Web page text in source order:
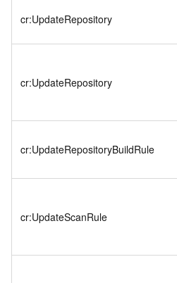
cr:UpdateRepository
cr:UpdateRepository
cr:UpdateRepositoryBuildRule
cr:UpdateScanRule